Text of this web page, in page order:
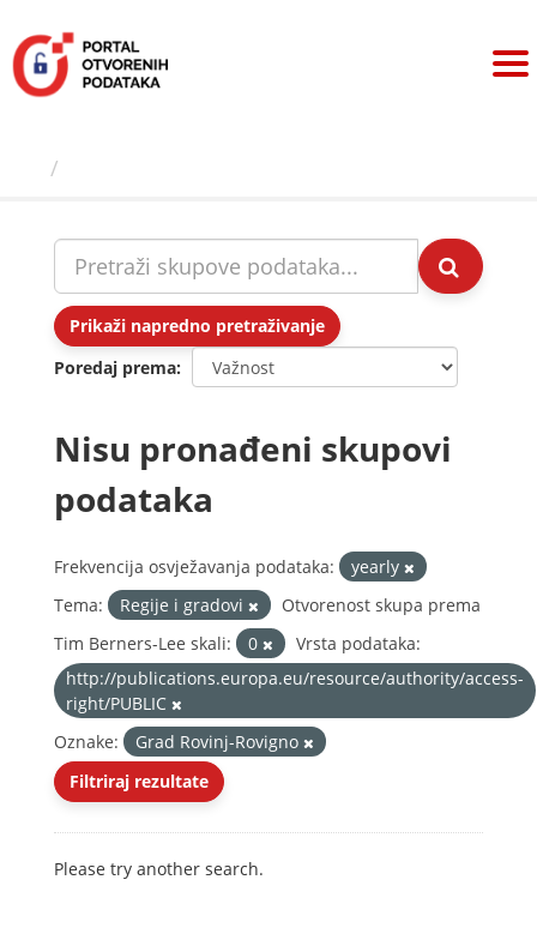
sadržaj
Prikaži napredno pretraživanje
Poredaj prema
Nisu pronađeni skupovi
podataka
Frekvencija osvježavanja podataka:
yearly
Tema:
Regije i gradovi
Otvorenost skupa prema
Tim Berners-Lee skali:
0
Vrsta podataka:
http://publications.europa.eu/resource/authority/access-
right/PUBLIC
Oznake:
Grad Rovinj-Rovigno
Filtriraj rezultate
Please try another search.